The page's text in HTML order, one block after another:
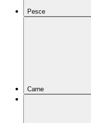
Pesce
Carne